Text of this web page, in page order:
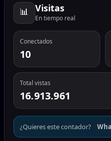
📊 Visitas
En tiempo real
Conectados
10
Total vistas
16.913.961
¿Quieres este contador?